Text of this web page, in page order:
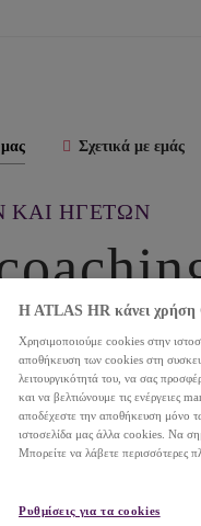
Σχετικά με εμάς
ΚΑΙ ΗΓΕΤΩΝ
H ATLAS HR κάνει χρήση
Χρησιμοποιούμε cookies στην
αποθήκευση των cookies στη
λειτουργικότητά του, να σας
και να βελτιώνουμε τις ενέργειες
αποδέχεστε την αποθήκευση μόνο
ιστοσελίδα μας άλλα cookies. Να
Μπορείτε να λάβετε περισσότερες
Ρυθμίσεις για τα cookies